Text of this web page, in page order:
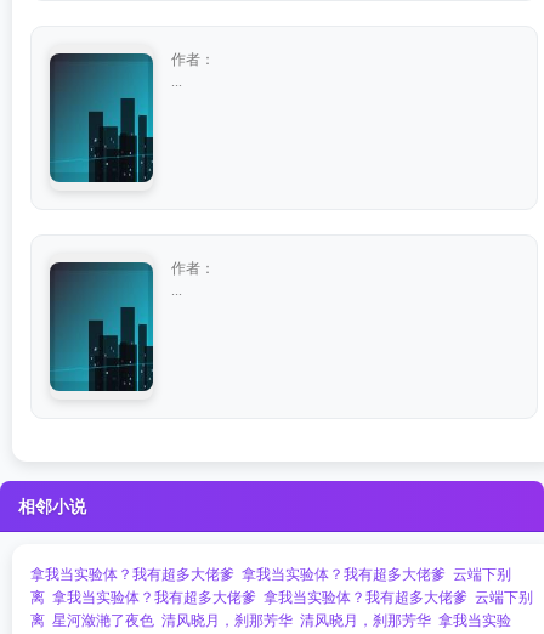
作者：
作者：
相邻小说
拿我当实验体？我有超多大佬爹 拿我当实验体？我有超多大佬爹 云端下别
离 拿我当实验体？我有超多大佬爹 拿我当实验体？我有超多大佬爹 云端下别
离 星河潋滟了夜色 清风晓月，刹那芳华 清风晓月，刹那芳华 拿我当实验